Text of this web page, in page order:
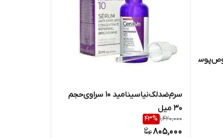
سرم‌ضدلک‌نیاسینامید 10 سراوی‌حجم
30 میل
1,420,000
43%
805,000